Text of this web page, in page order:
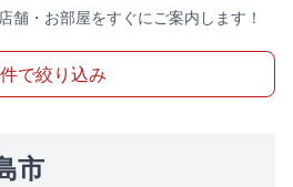
・お部屋をすぐにご案内します！
で絞り込み
市